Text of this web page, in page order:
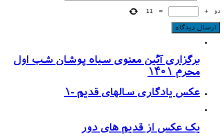
دو +
=
11
برگزاری آئین معنوی سیاه پوشان شب اول
محرم ۱۴۰۱
عکس یادگاری سالهای قدیم -۱
یک عکس از قدیم های دور